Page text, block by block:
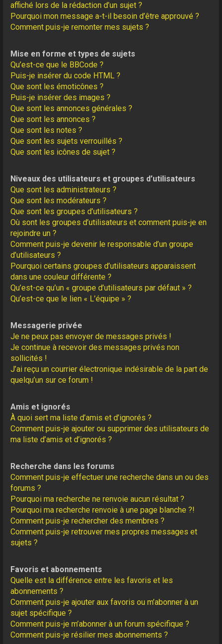
affiché lors de la rédaction d’un sujet ?
Pourquoi mon message a-t-il besoin d’être approuvé ?
Comment puis-je remonter mes sujets ?
Mise en forme et types de sujets
Qu’est-ce que le BBCode ?
Puis-je insérer du code HTML ?
Que sont les émoticônes ?
Puis-je insérer des images ?
Que sont les annonces générales ?
Que sont les annonces ?
Que sont les notes ?
Que sont les sujets verrouillés ?
Que sont les icônes de sujet ?
Niveaux des utilisateurs et groupes d’utilisateurs
Que sont les administrateurs ?
Que sont les modérateurs ?
Que sont les groupes d’utilisateurs ?
Où sont les groupes d’utilisateurs et comment puis-je en
rejoindre un ?
Comment puis-je devenir le responsable d’un groupe
d’utilisateurs ?
Pourquoi certains groupes d’utilisateurs apparaissent
dans une couleur différente ?
Qu’est-ce qu’un « groupe d’utilisateurs par défaut » ?
Qu’est-ce que le lien « L’équipe » ?
Messagerie privée
Je ne peux pas envoyer de messages privés !
Je continue à recevoir des messages privés non
sollicités !
J’ai reçu un courrier électronique indésirable de la part de
quelqu’un sur ce forum !
Amis et ignorés
À quoi sert ma liste d’amis et d’ignorés ?
Comment puis-je ajouter ou supprimer des utilisateurs de
ma liste d’amis et d’ignorés ?
Recherche dans les forums
Comment puis-je effectuer une recherche dans un ou des
forums ?
Pourquoi ma recherche ne renvoie aucun résultat ?
Pourquoi ma recherche renvoie à une page blanche ?!
Comment puis-je rechercher des membres ?
Comment puis-je retrouver mes propres messages et
sujets ?
Favoris et abonnements
Quelle est la différence entre les favoris et les
abonnements ?
Comment puis-je ajouter aux favoris ou m’abonner à un
sujet spécifique ?
Comment puis-je m’abonner à un forum spécifique ?
Comment puis-je résilier mes abonnements ?